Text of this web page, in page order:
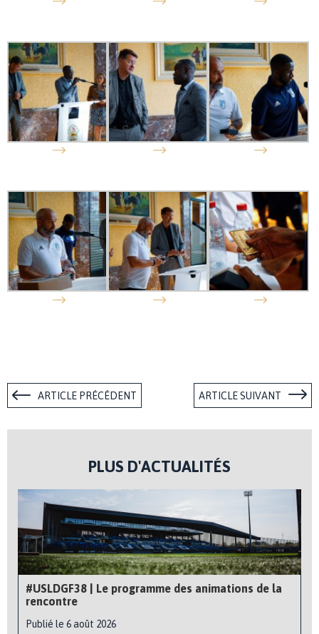
ARTICLE PRÉCÉDENT ARTICLE SUIVANT
PLUS D'ACTUALITÉS
#USLDGF38 | Le programme des animations de la
rencontre
Publié le 6 août 2026